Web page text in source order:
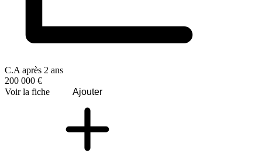
C.A après 2 ans
200 000 €
Voir la fiche
Ajouter